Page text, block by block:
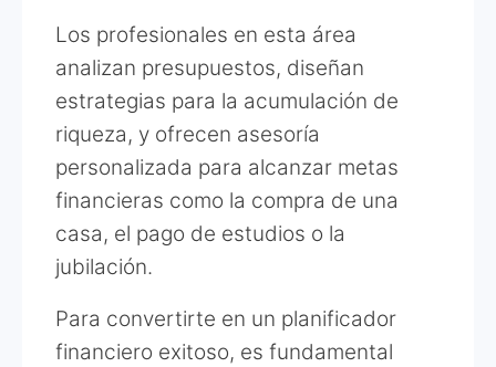
Los profesionales en esta área
analizan presupuestos, diseñan
estrategias para la acumulación de
riqueza, y ofrecen asesoría
personalizada para alcanzar metas
financieras como la compra de una
casa, el pago de estudios o la
jubilación.
Para convertirte en un planificador
financiero exitoso, es fundamental